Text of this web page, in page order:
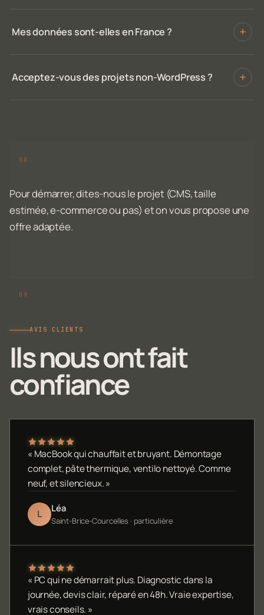
Mes données sont-elles en France ?
Acceptez-vous des projets non-WordPress ?
Pour démarrer, dites-nous le projet (CMS, taille
estimée, e-commerce ou pas) et on vous propose une
offre adaptée.
AVIS CLIENTS
Ils nous ont fait
confiance
« MacBook qui chauffait et bruyant. Démontage
complet, pâte thermique, ventilo nettoyé. Comme
neuf, et silencieux. »
L Léa
Saint-Brice-Courcelles · particulière
« PC qui ne démarrait plus. Diagnostic dans la
journée, devis clair, réparé en 48h. Vraie expertise,
vrais conseils. »